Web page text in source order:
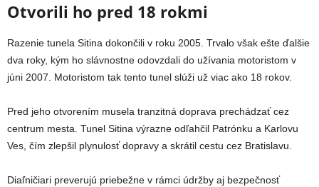
Otvorili ho pred 18 rokmi
Razenie tunela Sitina dokončili v roku 2005. Trvalo však ešte ďalšie
dva roky, kým ho slávnostne odovzdali do užívania motoristom v
júni 2007. Motoristom tak tento tunel slúži už viac ako 18 rokov.
Pred jeho otvorením musela tranzitná doprava prechádzať cez
centrum mesta. Tunel Sitina výrazne odľahčil Patrónku a Karlovu
Ves, čím zlepšil plynulosť dopravy a skrátil cestu cez Bratislavu.
Diaľničiari preverujú priebežne v rámci údržby aj bezpečnosť